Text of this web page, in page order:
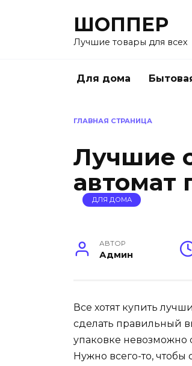
ШОППЕР
Лучшие товары для всех
Для дома
ГЛАВНАЯ СТРАНИЦА
Лучшие
автомат
ДЛЯ ДОМА
АВТОР
Админ
Все хотят купить
сделать правильный
упаковке невозможно
Нужно всего-то,